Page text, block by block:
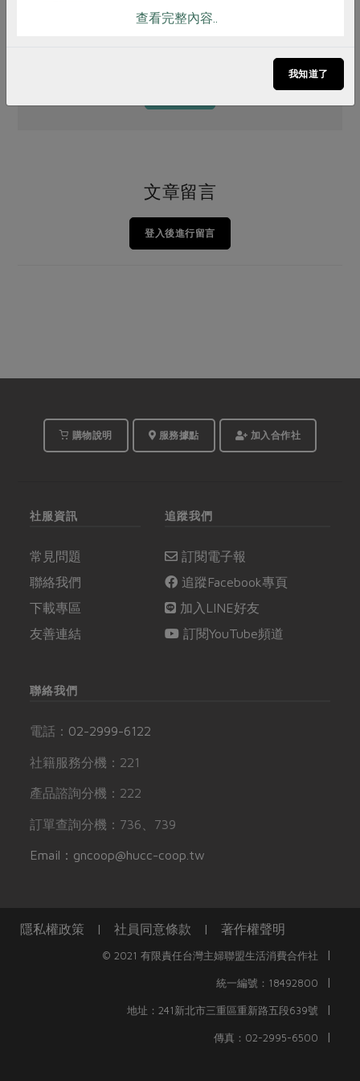
韓式鮮魚鍋
文章留言
登入後進行留言
購物說明 服務據點 加入合作社
社服資訊
常見問題
聯絡我們
下載專區
友善連結
追蹤我們
訂閱電子報
追蹤Facebook專頁
加入LINE好友
訂閱YouTube頻道
聯絡我們
電話： 02-2999-6122
社籍服務分機：221
產品諮詢分機：222
訂單查詢分機：736、739
Email：gncoop@hucc-coop.tw
隱私權政策 | 社員同意條款 | 著作權聲明
© 2021 有限責任台灣主婦聯盟生活消費合作社 |
統一編號：18492800 |
地址：241新北市三重區重新路五段639號 |
傳真：02-2995-6500 |
查看完整內容..
我知道了